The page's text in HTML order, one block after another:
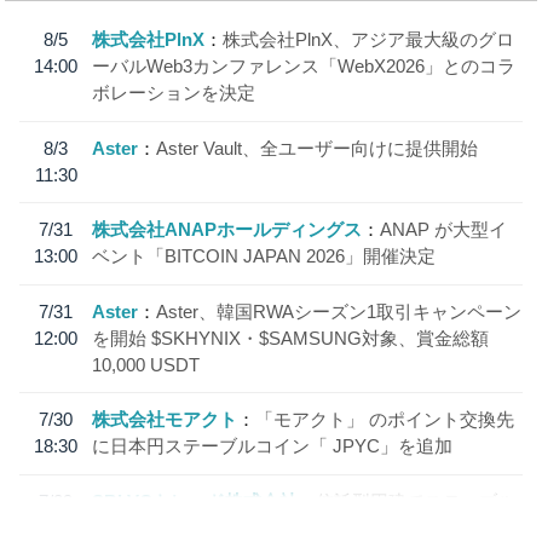
8/5
14:00
株式会社PlnX
株式会社PlnX、アジア最大級のグロ
ーバルWeb3カンファレンス「WebX2026」とのコラ
ボレーションを決定
8/3
11:30
Aster Aster Vault、全ユーザー向けに提供開始
7/31
13:00
株式会社ANAPホールディングス
ANAP が大型イ
ベント「BITCOIN JAPAN 2026」開催決定
7/31
12:00
Aster
Aster、韓国RWAシーズン1取引キャンペーン
を開始 $SKHYNIX・$SAMSUNG対象、賞金総額
10,000 USDT
7/30
18:30
株式会社モアクト
「モアクト」 のポイント交換先
に日本円ステーブルコイン「 JPYC」を追加
7/29
SBI VCトレード株式会社
信託型円建てステーブル